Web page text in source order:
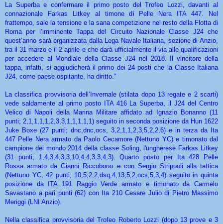
La Superba e confermare il primo posto del Trofeo Lozzi, davanti al
connazionale Farkas Litkey al timone di Pelle Nera ITA 447. Nel
frattempo, sale la tensione e la sana competizione nel resto della Flotta di
Roma per l’imminente Tappa del Circuito Nazionale Classe J24 che
quest’anno sarà organizzata dalla Lega Navale Italiana, sezione di Anzio,
tra il 31 marzo e il 2 aprile e che darà ufficialmente il via alle qualificazioni
per accedere al Mondiale della Classe J24 nel 2018. Il vincitore della
tappa, infatti, si aggiudicherà il primo dei 24 posti che la Classe Italiana
J24, come paese ospitante, ha diritto.”
La classifica provvisoria dell’Invernale (stilata dopo 13 regate e 2 scarti)
vede saldamente al primo posto ITA 416 La Superba, il J24 del Centro
Velico di Napoli della Marina Militare affidato ad Ignazio Bonanno (11
punti; 2,1,1,1,1,2,3,3,1,1,1,1,1) seguito in seconda posizione da Hun 1622
Juke Boxe (27 punti; dnc,dnc,ocs, 3,2,1,1,2,3,5,2,2,6) e in terza da Ita
447 Pelle Nera armato da Paolo Cecamore (Nettuno YC) e timonato dal
campione del mondo 2014 della classe Soling, l'ungherese Farkas Litkey
(31 punti; 1,4,3,4,3,3,10,4,4,3,3,4,3). Quarto posto per Ita 428 Pelle
Rossa armato da Gianni Riccobono e con Sergio Strippoli alla tattica
(Nettuno YC, 42 punti; 10,5,2,2,dsq,4,13,5,2,ocs,5,3,4) seguito in quinta
posizione da ITA 191 Raggio Verde armato e timonato da Carmelo
Savastano a pari punti (62) con Ita 210 Cesare Julio di Pietro Massimo
Meriggi (LNI Anzio).
Nella classifica provvisoria del Trofeo Roberto Lozzi (dopo 13 prove e 3